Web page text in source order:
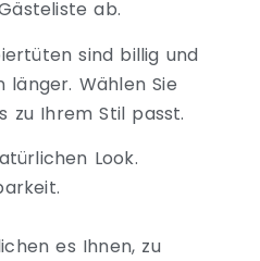
ab.
sind billig und
Wählen Sie
zu Ihrem Stil passt.
Look.
es Ihnen, zu